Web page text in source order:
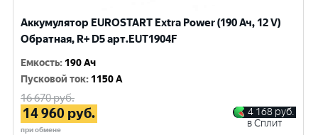
Аккумулятор EUROSTART Extra Power (190 Ач, 12 V)
Обратная, R+ D5 арт.EUT1904F
Емкость: 190 Ач
Пусковой ток: 1150 A
16 670руб.
14 960 руб.
при обмене
4 168 руб.
в Сплит